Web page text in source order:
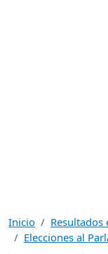
Inicio
Resultados
Elecciones al